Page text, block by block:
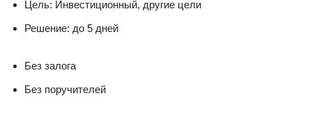
Цель: Инвестиционный, другие цели
Решение: до 5 дней
Без залога
Без поручителей